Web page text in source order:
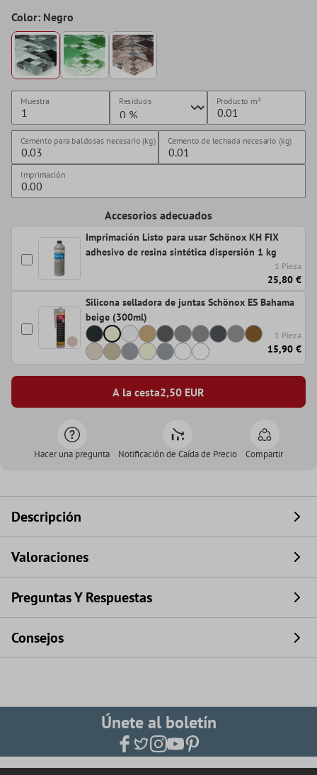
Color: Negro
Muestra Residuos Producto m²
Cemento para baldosas necesario (kg) Cemento de lechada necesario (kg)
Imprimación
Accesorios adecuados
Imprimación Listo para usar Schönox KH FIX
adhesivo de resina sintética dispersión 1 kg
1 Pieza
25,80 €
Silicona selladora de juntas Schönox ES Bahama
beige (300ml)
1 Pieza
15,90 €
A la cesta2,50 EUR
Hacer una pregunta Notificación de Caída de Precio Compartir
Descripción
Valoraciones
Preguntas Y Respuestas
Consejos
Únete al boletín